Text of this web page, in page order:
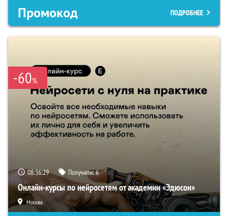
Промокод ПОДРОБНЕЕ
-60%
08:36:28 Получили:6
Онлайн-курсы по нейросетям от академии «Эдюсон»
Москва